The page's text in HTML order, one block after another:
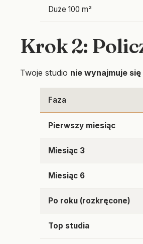
Duże 100 m²
Krok 2:
Twoje studio nie wynajmuje
Faza
Pierwszy miesiąc
Miesiąc 3
Miesiąc 6
Po roku (rozkręcone)
Top studia